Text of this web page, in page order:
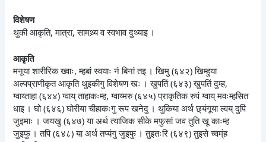
विशेषण
थुकी आकृति, मात्रा, सामथ्र्य व स्वभाव दुथ्याइ ।
आकृति
मनूया शारीरिक ख्वाः, म्हबां स्वयाः नं बिनां तइ । खिमु (६४२) खिम्हुया
अल्पप्राणीकृत आकृति थुइकीगु विशेषण खः । खुपतिं (६४३) खुपतिं दुम्ह,
ग्वाय्ताहा (६४४) ग्वाय् ताहाकःम्ह, ग्वाय्मरु (६४५) प्राकृतिक रुपं ग्वाय् मवःम्हसित
धाइ । घो (६४६) घोरीया चीहाकःगु रूप खनेदु । थुकिया अर्थ छ्यंगूया ल्वय् दुपिं
जुइमाः । जयखु (६४७) या अर्थ त्याजिक सीके मफुसां जव तुति खू काःम्ह
जुइफु । तपि (६४८) या अर्थ तप्यंगु जुइफु । तुइतःरि (६४९) तुइसे च्वम्ंह